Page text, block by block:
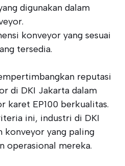
digunakan dalam
konveyor yang sesuai
tersedia.
reputasi
di DKI Jakarta dalam
karet EP100 berkualitas.
ini, industri di DKI
konveyor yang paling
operasional mereka.